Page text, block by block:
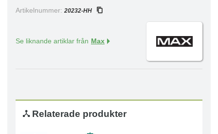
Artikelnummer: 20232-HH
Se liknande artiklar från Max
Relaterade produkter